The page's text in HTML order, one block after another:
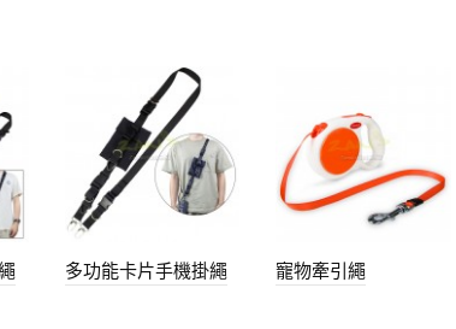
多功能卡片手機掛繩 寵物牽引繩